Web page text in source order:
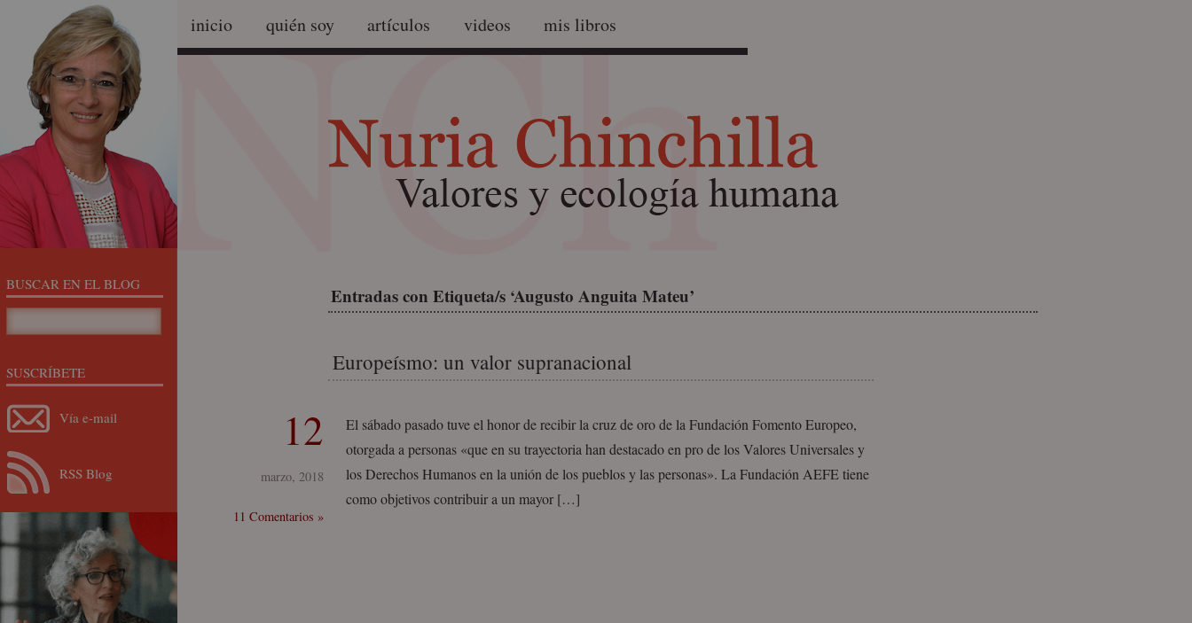
inicio quién soy artículos videos mis libros
Entradas con Etiqueta/s ‘Augusto Anguita Mateu’
Europeísmo: un valor supranacional
12
marzo, 2018
11 Comentarios »
El sábado pasado tuve el honor de recibir la cruz de oro de la Fundación Fomento Europeo,
otorgada a personas «que en su trayectoria han destacado en pro de los Valores Universales y
los Derechos Humanos en la unión de los pueblos y las personas». La Fundación AEFE tiene
como objetivos contribuir a un mayor […]
BUSCAR EN EL BLOG
SUSCRÍBETE
Vía e-mail
RSS Blog